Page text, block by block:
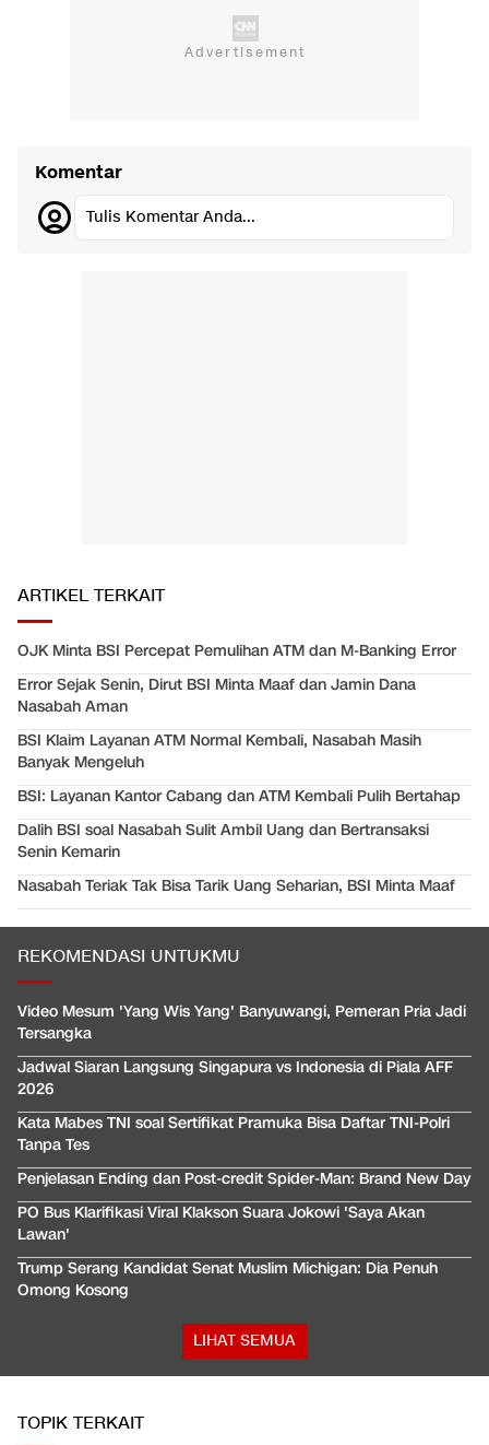
Komentar
Tulis Komentar Anda...
ARTIKEL TERKAIT
OJK Minta BSI Percepat Pemulihan ATM dan M-Banking Error
Error Sejak Senin, Dirut BSI Minta Maaf dan Jamin Dana
Nasabah Aman
BSI Klaim Layanan ATM Normal Kembali, Nasabah Masih
Banyak Mengeluh
BSI: Layanan Kantor Cabang dan ATM Kembali Pulih Bertahap
Dalih BSI soal Nasabah Sulit Ambil Uang dan Bertransaksi
Senin Kemarin
Nasabah Teriak Tak Bisa Tarik Uang Seharian, BSI Minta Maaf
REKOMENDASI UNTUKMU
Video Mesum 'Yang Wis Yang' Banyuwangi, Pemeran Pria Jadi
Tersangka
Jadwal Siaran Langsung Singapura vs Indonesia di Piala AFF
2026
Kata Mabes TNI soal Sertifikat Pramuka Bisa Daftar TNI-Polri
Tanpa Tes
Penjelasan Ending dan Post-credit Spider-Man: Brand New Day
PO Bus Klarifikasi Viral Klakson Suara Jokowi 'Saya Akan
Lawan'
Trump Serang Kandidat Senat Muslim Michigan: Dia Penuh
Omong Kosong
LIHAT SEMUA
TOPIK TERKAIT